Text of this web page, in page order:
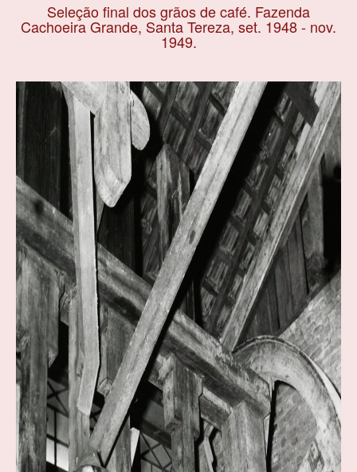
Seleção final dos grãos de café. Fazenda
Cachoeira Grande, Santa Tereza, set. 1948 - nov.
1949.